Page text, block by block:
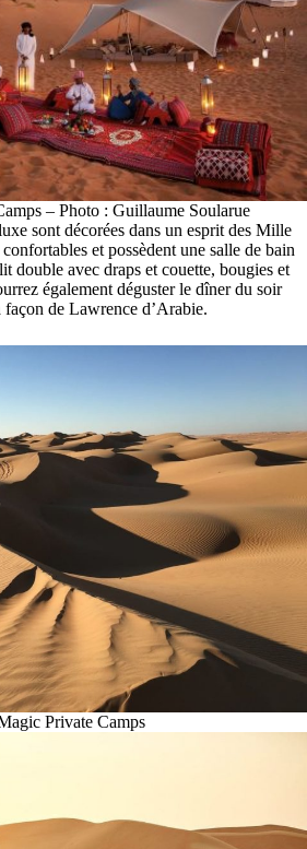
– Photo : Guillaume Soularue
sont décorées dans un esprit des Mille
et possèdent une salle de bain
double avec draps et couette, bougies et
également déguster le dîner du soir
de Lawrence d’Arabie.
Private Camps